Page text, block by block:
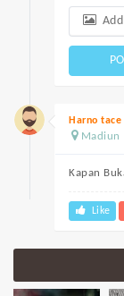
Harno tace
Madiun
Kapan
Like